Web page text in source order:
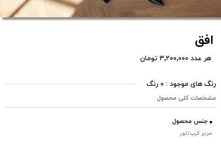
افق
هر عدد ۳,۲۰۰,۰۰۰ تومان
رنگ های موجود : ۰ رنگ
مشخصات کلی محصول
جنس محصول
حریر کرپ/تور